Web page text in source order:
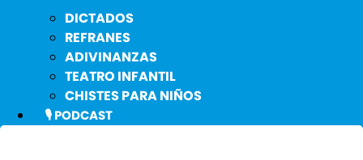
DICTADOS
REFRANES
ADIVINANZAS
TEATRO INFANTIL
CHISTES PARA NIÑOS
🎙️ PODCAST